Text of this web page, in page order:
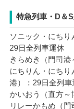
特急列車・D＆
ソニック・にちり
29日全列車運休
きらめき（門司
にちりん・にちり
港）：29日全列車
かいおう（直方～
リレーかもめ（